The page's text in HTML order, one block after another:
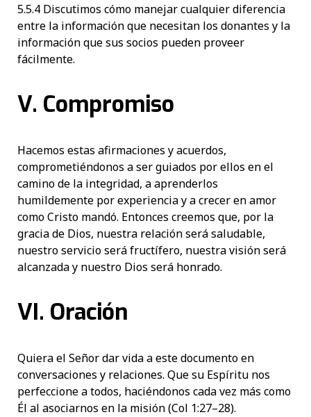
5.5.4 Discutimos cómo manejar cualquier diferencia
entre la información que necesitan los donantes y la
información que sus socios pueden proveer
fácilmente.
V. Compromiso
Hacemos estas afirmaciones y acuerdos,
comprometiéndonos a ser guiados por ellos en el
camino de la integridad, a aprenderlos
humildemente por experiencia y a crecer en amor
como Cristo mandó. Entonces creemos que, por la
gracia de Dios, nuestra relación será saludable,
nuestro servicio será fructífero, nuestra visión será
alcanzada y nuestro Dios será honrado.
VI. Oración
Quiera el Señor dar vida a este documento en
conversaciones y relaciones. Que su Espíritu nos
perfeccione a todos, haciéndonos cada vez más como
Él al asociarnos en la misión (Col 1:27–28).